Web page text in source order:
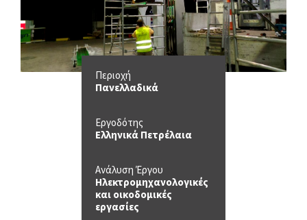
Περιοχή
Πανελλαδικά
Εργοδότης
Ελληνικά Πετρέλαια
Ανάλυση Έργου
Ηλεκτρομηχανολογικές
και οικοδομικές
εργασίες